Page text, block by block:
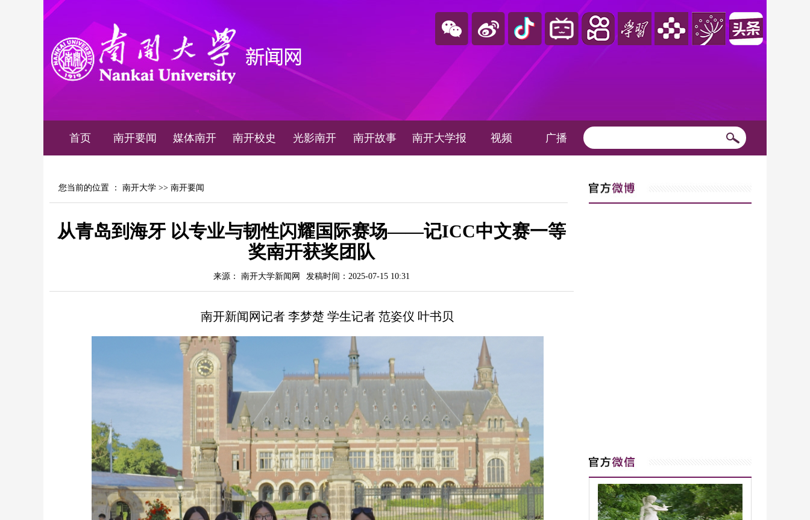
首页 南开要闻 媒体南开 南开校史 光影南开 南开故事 南开大学报 视频 广播
您当前的位置 ： 南开大学 >> 南开要闻
从青岛到海牙 以专业与韧性闪耀国际赛场——记ICC中文赛一等
奖南开获奖团队
来源： 南开大学新闻网 发稿时间：2025-07-15 10:31
南开新闻网记者 李梦楚 学生记者 范姿仪 叶书贝